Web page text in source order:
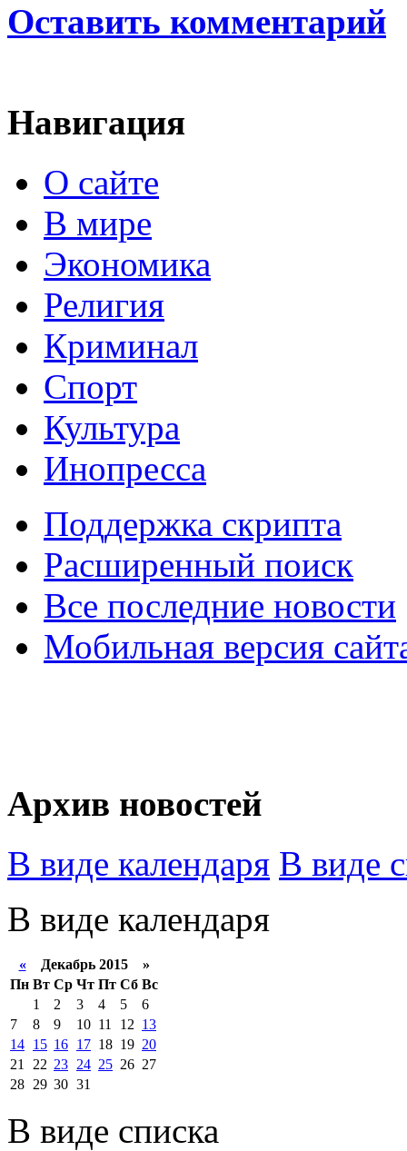
Оставить комментарий
Навигация
О сайте
В мире
Экономика
Религия
Криминал
Спорт
Культура
Инопресса
Поддержка скрипта
Расширенный поиск
Все последние новости
Мобильная версия
Архив новостей
В виде календаря В виде
В виде календаря
«Декабрь 2015 »
Пн Вт Ср Чт Пт Сб Вс
1
2 3 4 5
6
7
8 9 10 11 12 13
14 15 16 17 18 19 20
21
22 23 24 25 26 27
28 29 30 31
В виде списка